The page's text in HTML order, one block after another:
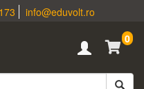
info@eduvolt.ro
0